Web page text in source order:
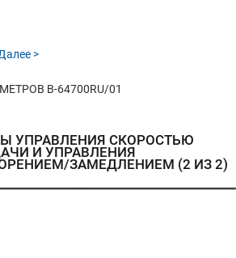
>
B-64700RU/01
УПРАВЛЕНИЯ СКОРОСТЬЮ
И УПРАВЛЕНИЯ
ЗАМЕДЛЕНИЕМ (2 ИЗ 2)